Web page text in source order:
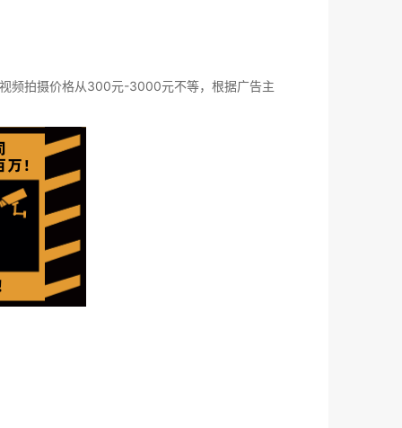
频拍摄价格从300元-3000元不等，根据广告主